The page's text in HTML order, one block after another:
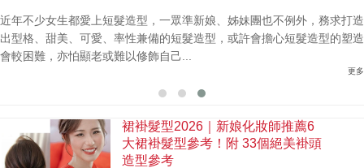
近年不少女生都愛上短髮造型，一眾準新娘、姊妹團也不例外，務求打造
出型格、甜美、可愛、率性兼備的短髮造型，或許會擔心短髮造型的塑造
會較困難，亦怕顯老或難以修飾自己...
更多
裙褂髮型2026｜新娘化妝師推薦6
大裙褂髮型參考！附 33個絕美褂頭
造型參考